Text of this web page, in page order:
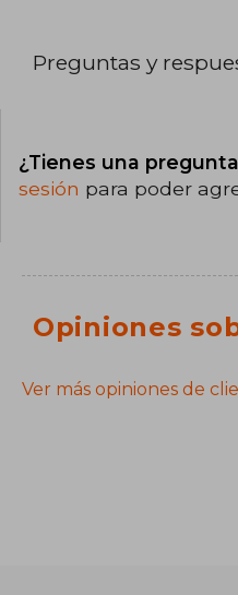
Preguntas y
¿Tienes una
sesión para poder
Opiniones
Ver más opiniones de